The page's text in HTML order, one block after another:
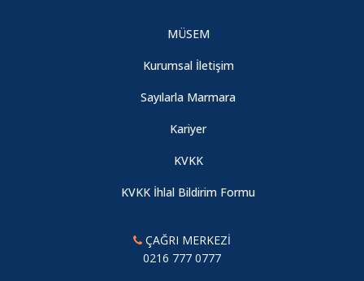
MÜSEM
Kurumsal İletişim
Sayılarla Marmara
Kariyer
KVKK
KVKK İhlal Bildirim Formu
ÇAĞRI MERKEZİ
0216 777 0777